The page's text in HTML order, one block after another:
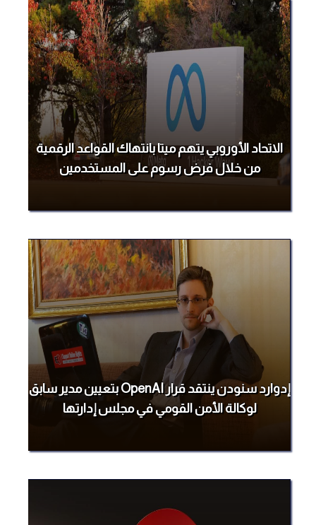
الاتحاد الأوروبي يتهم ميتا بانتهاك القواعد الرقمية
من خلال فرض رسوم على المستخدمين
إدوارد سنودن ينتقد قرار OpenAI بتعيين مدير سابق
لوكالة الأمن القومي في مجلس إدارتها